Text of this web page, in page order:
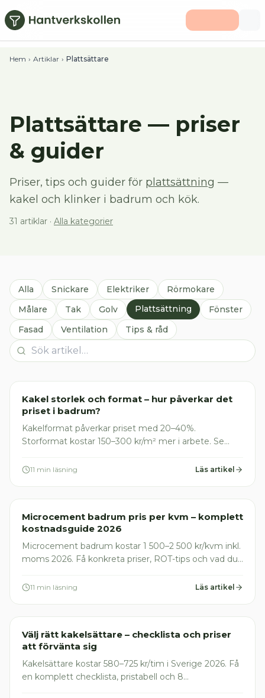
Hoppa till huvudinnehåll
Hem › Artiklar › Plattsättare
Plattsättare — priser
& guider
Priser, tips och guider för plattsättning —
kakel och klinker i badrum och kök.
31 artiklar · Alla kategorier
Alla Snickare Elektriker
Rörmokare
Målare
Tak Golv Plattsättning
Fönster
Fasad
Ventilation Tips & råd
Plattsättare
Kakel storlek och format – hur påverkar det
priset i badrum?
Kakelformat påverkar priset med 20–40%.
Storformat kostar 150–300 kr/m² mer i arbete. Se
hantverkaren
11 min läsning Läs artikel
Plattsättare
Microcement badrum pris per kvm – komplett
kostnadsguide 2026
Microcement badrum kostar 1 500–2 500 kr/kvm inkl.
moms 2026. Få konkreta priser, ROT-tips och vad du
11 min läsning Läs artikel
Plattsättare
Välj rätt kakelsättare – checklista och priser
att förvänta sig
Kakelsättare kostar 580–725 kr/tim i Sverige 2026. Få
en komplett checklista, pristabell och 8